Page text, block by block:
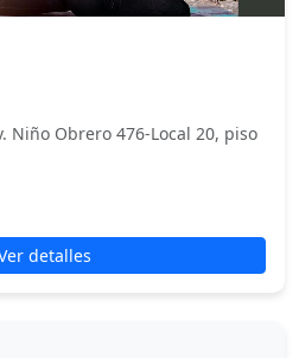
Niño Obrero 476-Local 20, piso
detalles